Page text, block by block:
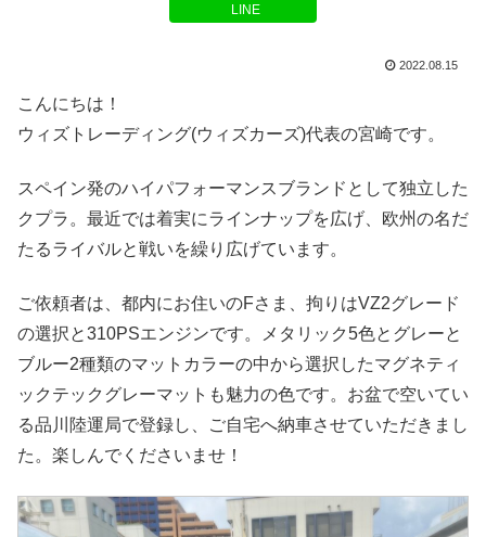
LINE
2022.08.15
こんにちは！
ウィズトレーディング(ウィズカーズ)代表の宮崎です。
スペイン発のハイパフォーマンスブランドとして独立した
クプラ。最近では着実にラインナップを広げ、欧州の名だ
たるライバルと戦いを繰り広げています。
ご依頼者は、都内にお住いのFさま、拘りはVZ2グレード
の選択と310PSエンジンです。メタリック5色とグレーと
ブルー2種類のマットカラーの中から選択したマグネティ
ックテックグレーマットも魅力の色です。お盆で空いてい
る品川陸運局で登録し、ご自宅へ納車させていただきまし
た。楽しんでくださいませ！